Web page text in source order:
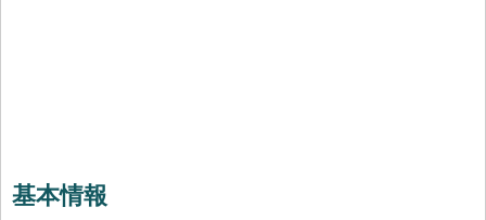
基本情報